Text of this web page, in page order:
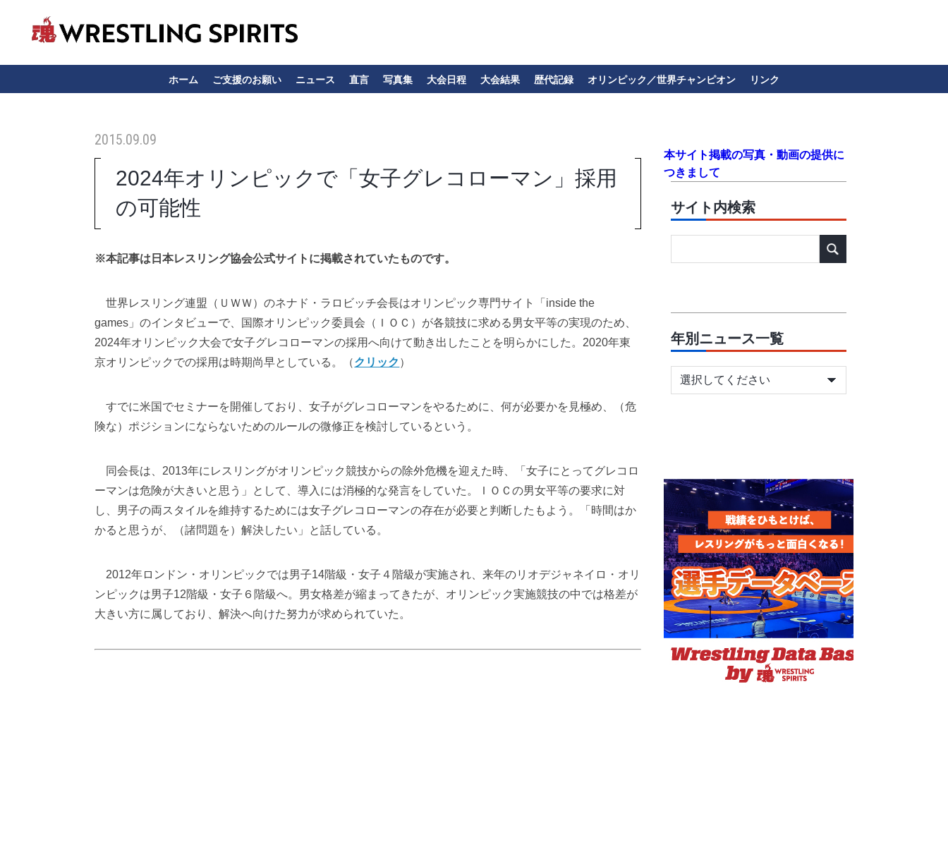
ホーム ご支援のお願い ニュース 直言 写真集 大会日程 大会結果 歴代記録 オリンピック／世界チャンピオン リンク
2015.09.09
2024年オリンピックで「女子グレコローマン」採用
の可能性
※本記事は日本レスリング協会公式サイトに掲載されていたものです。
世界レスリング連盟（ＵＷＷ）のネナド・ラロビッチ会長はオリンピック専門サイト「inside the
games」のインタビューで、国際オリンピック委員会（ＩＯＣ）が各競技に求める男女平等の実現のため、
2024年オリンピック大会で女子グレコローマンの採用へ向けて動き出したことを明らかにした。2020年東
京オリンピックでの採用は時期尚早としている。（クリック ）
すでに米国でセミナーを開催しており、女子がグレコローマンをやるために、何が必要かを見極め、（危
険な）ポジションにならないためのルールの微修正を検討しているという。
同会長は、2013年にレスリングがオリンピック競技からの除外危機を迎えた時、「女子にとってグレコロ
ーマンは危険が大きいと思う」として、導入には消極的な発言をしていた。ＩＯＣの男女平等の要求に対
し、男子の両スタイルを維持するためには女子グレコローマンの存在が必要と判断したもよう。「時間はか
かると思うが、（諸問題を）解決したい」と話している。
2012年ロンドン・オリンピックでは男子14階級・女子４階級が実施され、来年のリオデジャネイロ・オリ
ンピックは男子12階級・女子６階級へ。男女格差が縮まってきたが、オリンピック実施競技の中では格差が
大きい方に属しており、解決へ向けた努力が求められていた。
本サイト掲載の写真・動画の提供に
つきまして
サイト内検索
年別ニュース一覧